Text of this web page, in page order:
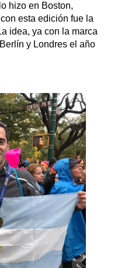
hizo en Boston,
esta edición fue la
idea, ya con la marca
y Londres el año